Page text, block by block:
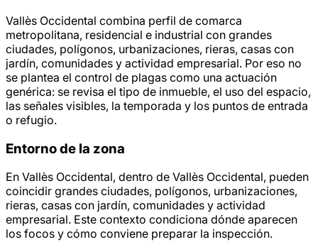
Vallès Occidental combina perfil de comarca
metropolitana, residencial e industrial con grandes
ciudades, polígonos, urbanizaciones, rieras, casas con
jardín, comunidades y actividad empresarial. Por eso no
se plantea el control de plagas como una actuación
genérica: se revisa el tipo de inmueble, el uso del espacio,
las señales visibles, la temporada y los puntos de entrada
o refugio.
Entorno de la zona
En Vallès Occidental, dentro de Vallès Occidental, pueden
coincidir grandes ciudades, polígonos, urbanizaciones,
rieras, casas con jardín, comunidades y actividad
empresarial. Este contexto condiciona dónde aparecen
los focos y cómo conviene preparar la inspección.